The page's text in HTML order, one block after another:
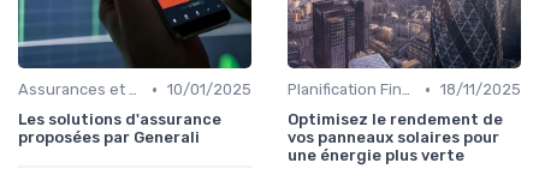
Assurances et Protections Financières • 10/01/2025
Les solutions d'assurance
proposées par Generali
Planification Financière Personnelle • 18/11/2025
Optimisez le rendement de
vos panneaux solaires pour
une énergie plus verte